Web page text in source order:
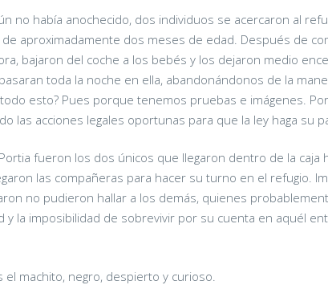
no había anochecido, dos individuos se acercaron al
de aproximadamente dos meses de edad. Después de
bajaron del coche a los bebés y los dejaron medio
toda la noche en ella, abandonándonos de la
esto? Pues porque tenemos pruebas e imágenes.
las acciones legales oportunas para que la ley haga su
fueron los dos únicos que llegaron dentro de la caja
las compañeras para hacer su turno en el refugio.
no pudieron hallar a los demás, quienes
y la imposibilidad de sobrevivir por su cuenta en aquél
el machito, negro, despierto y curioso.